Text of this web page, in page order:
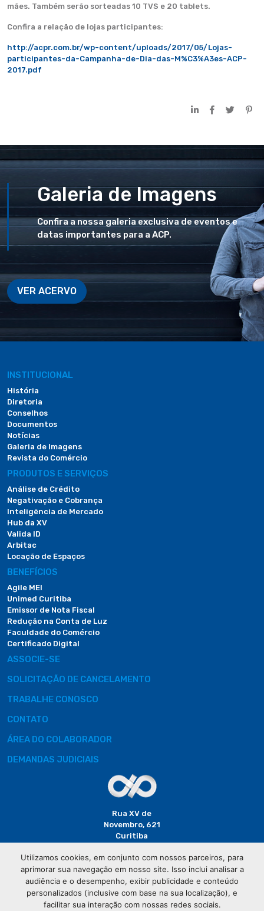
mães. Também serão sorteadas 10 TVS e 20 tablets.
Confira a relação de lojas participantes:
http://acpr.com.br/wp-content/uploads/2017/05/Lojas-
participantes-da-Campanha-de-Dia-das-M%C3%A3es-ACP-
2017.pdf
Galeria de Imagens
Confira a nossa galeria exclusiva de eventos e
datas importantes para a ACP.
VER ACERVO
INSTITUCIONAL
História
Diretoria
Conselhos
Documentos
Notícias
Galeria de Imagens
Revista do Comércio
PRODUTOS E SERVIÇOS
Análise de Crédito
Negativação e Cobrança
Inteligência de Mercado
Hub da XV
Valida ID
Arbitac
Locação de Espaços
BENEFÍCIOS
Agile MEI
Unimed Curitiba
Emissor de Nota Fiscal
Redução na Conta de Luz
Faculdade do Comércio
Certificado Digital
ASSOCIE-SE
SOLICITAÇÃO DE CANCELAMENTO
TRABALHE CONOSCO
CONTATO
ÁREA DO COLABORADOR
DEMANDAS JUDICIAIS
Rua XV de
Novembro, 621
Curitiba
(41) 3320-
2929
Utilizamos cookies, em conjunto com nossos parceiros, para
aprimorar sua navegação em nosso site. Isso inclui analisar a
audiência e o desempenho, exibir publicidade e conteúdo
personalizados (inclusive com base na sua localização), e
facilitar sua interação com nossas redes sociais.